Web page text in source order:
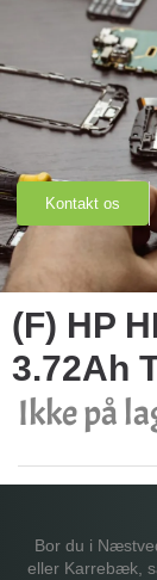
Kontakt os
(F) HP
3.72Ah
Ikke på
Bor du i
eller Karrebæk,